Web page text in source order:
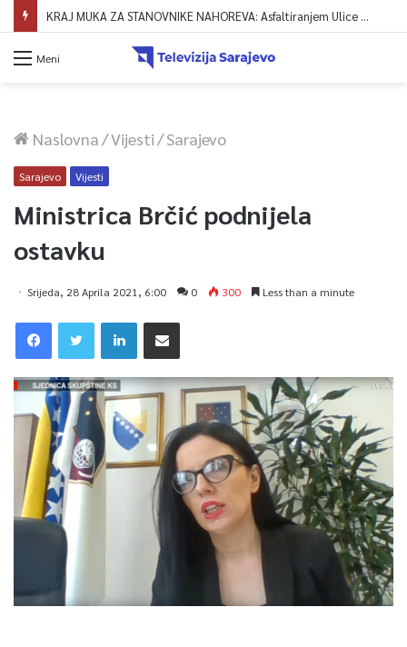
KRAJ MUKA ZA STANOVNIKE NAHOREVA: Asfaltiranjem Ulice Vranica brijeg spajaju se gornji i središnji dio naselja
Meni
Naslovna/Vijesti/Sarajevo
Sarajevo Vijesti
Ministrica Brčić podnijela
ostavku
Srijeda, 28 Aprila 2021, 6:00 0 300 Less than a minute